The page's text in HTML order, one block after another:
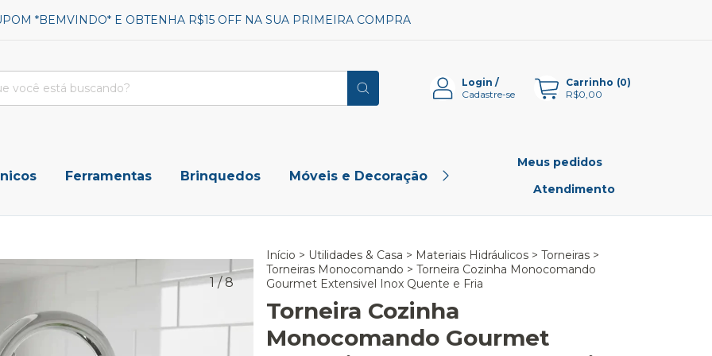
*BEMVINDO* E OBTENHA R$15 OFF NA SUA PRIMEIRA COMPRA
Login /
Cadastre-se
Carrinho (0)
R$0,00
Ferramentas Brinquedos Móveis e Decoração
Meus pedidos
Atendimento
1/8
Início > Utilidades & Casa > Materiais Hidráulicos > Torneiras >
Torneiras Monocomando > Torneira Cozinha Monocomando
Gourmet Extensivel Inox Quente e Fria
Torneira Cozinha
Monocomando Gourmet